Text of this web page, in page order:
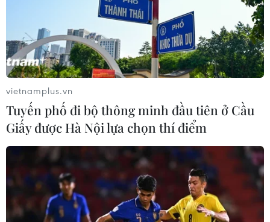
vietnamplus.vn
Tuyến phố đi bộ thông minh đầu tiên ở Cầu
Giấy được Hà Nội lựa chọn thí điểm